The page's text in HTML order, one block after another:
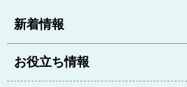
新着情報
お役立ち情報